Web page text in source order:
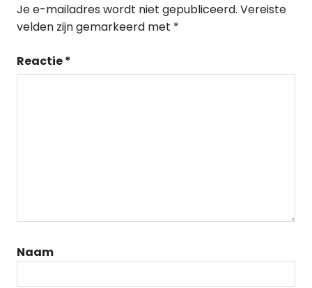
Je e-mailadres wordt niet gepubliceerd. Vereiste
velden zijn gemarkeerd met *
Reactie*
Naam